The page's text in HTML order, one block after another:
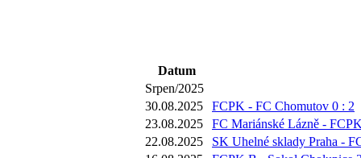
Datum
Srpen/2025
30.08.2025
FCPK - FC Chomutov 0 : 2
23.08.2025
FC Mariánské Lázně -
22.08.2025
SK Uhelné sklady Praha -